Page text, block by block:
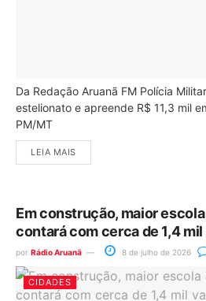
Da Redação Aruanã FM Polícia
estelionato e apreende R$ 11,3 mil
PM/MT
LEIA MAIS
Em construção, maior
contará com cerca de 1,4 mil
por Rádio Aruanã 8 de julho de 2026
CIDADES